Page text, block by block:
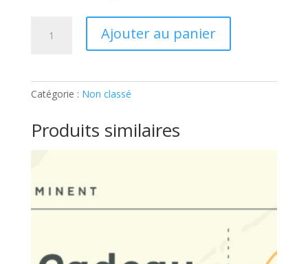
fromage
fait
fondre:
Ajouter au panier
Catégorie : Non classé
Produits similaires